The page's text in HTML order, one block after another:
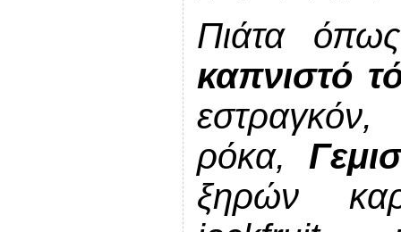
Πιάτα
καπνιστό
ρόκα,
ξηρών